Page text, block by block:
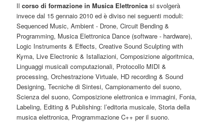
Ilcorso di formazione in Musica Elettronica si svolgerà
invece dal 15 gennaio 2010 ed è diviso nei seguenti moduli:
Sequenced Music, Ambient - Drone, Circuit Bending &
Programming, Musica Elettronica Dance (software - hardware),
Logic Instruments & Effects, Creative Sound Sculpting with
Kyma, Live Electronic & Istallazioni, Composizione algoritmica,
Linguaggi musicali computazionali, Protocollo MIDI &
processing, Orchestrazione Virtuale, HD recording & Sound
Designing, Tecniche di Sintesi, Campionamento del suono,
Scienza del suono, Composizione elettronica e immagini, Fonia,
Labeling, Editing & Publishing: l’editoria musicale, Storia della
musica elettronica, Programmazione C++ per il suono.